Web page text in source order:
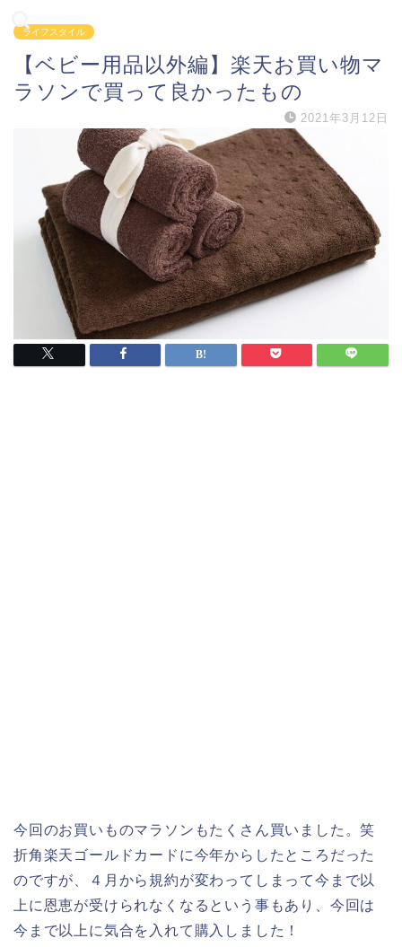
ライフスタイル
【ベビー用品以外編】楽天お買い物マ
ラソンで買って良かったもの
2021年3月12日
今回のお買いものマラソンもたくさん買いました。笑
折角楽天ゴールドカードに今年からしたところだった
のですが、４月から規約が変わってしまって今まで以
上に恩恵が受けられなくなるという事もあり、今回は
今まで以上に気合を入れて購入しました！